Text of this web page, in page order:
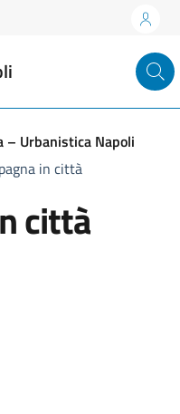
– Urbanistica Napoli
in città
città